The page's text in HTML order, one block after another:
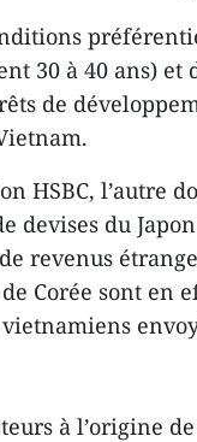
30 à 40 ans) et
de
HSBC, l’autre
devises du
revenus
Corée sont en
à l’origine